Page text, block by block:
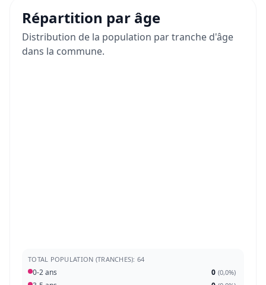
Répartition par âge
Distribution de la population par tranche d'âge
dans la commune.
TOTAL POPULATION (TRANCHES): 64
0-2 ans 0 (0,0%)